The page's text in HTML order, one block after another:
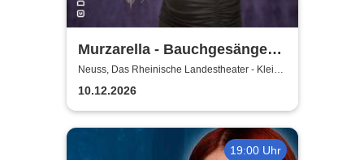
Murzarella - Bauchgesänge
und andere Ungereimtheiten
Neuss, Das Rheinische Landestheater - Kleine
Bühne
10.12.2026
19:00 Uhr